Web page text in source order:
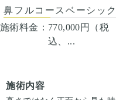
鼻フルコースベーシック
施術料金： 770,000円（税
込、...
施術内容